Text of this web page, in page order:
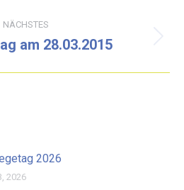
NÄCHSTES
Nächster
am 28.03.2015
2026
2026